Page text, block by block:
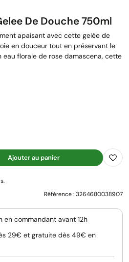
De Douche 750ml
apaisant avec cette gelée de
en douceur tout en préservant le
eau florale de rose damascena, cette
Ajouter au panier
Référence :3264680038907
en commandant avant 12h
29€ et gratuite dès 49€ en